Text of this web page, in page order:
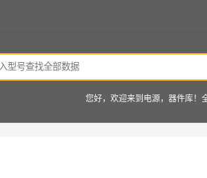
您好，欢迎来到电源，器件库！